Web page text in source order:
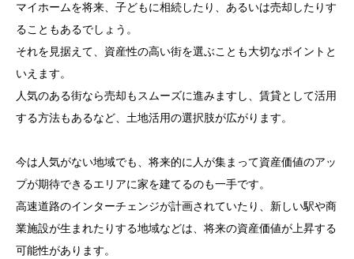
マイホームを将来、子どもに相続したり、あるいは売却したりす
ることもあるでしょう。
それを見据えて、資産性の高い街を選ぶことも大切なポイントと
いえます。
人気のある街なら売却もスムーズに進みますし、賃貸として活用
する方法もあるなど、土地活用の選択肢が広がります。
今は人気がない地域でも、将来的に人が集まって資産価値のアッ
プが期待できるエリアに家を建てるのも一手です。
高速道路のインターチェンジが計画されていたり、新しい駅や商
業施設が生まれたりする地域などは、将来の資産価値が上昇する
可能性があります。